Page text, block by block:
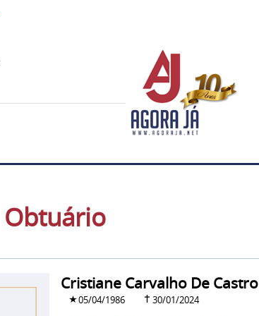
Obtuário
Cristiane Carvalho De Castro
05/04/1986 30/01/2024